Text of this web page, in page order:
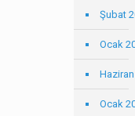
Şubat
Ocak
Ocak